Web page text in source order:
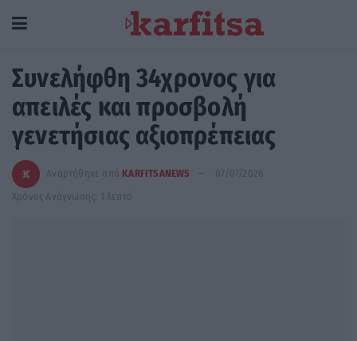
Συνελήφθη 34χρονος για
απειλές και προσβολή
γενετήσιας αξιοπρέπειας
Αναρτήθηκε από KARFITSANEWS
07/07/2026
Χρόνος Ανάγνωσης: 1 λεπτό